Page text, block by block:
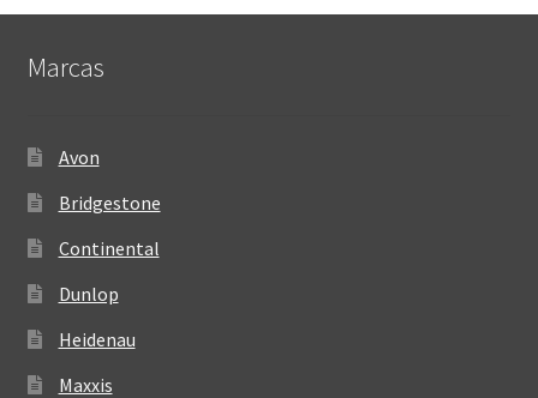
Marcas
Avon
Bridgestone
Continental
Dunlop
Heidenau
Maxxis